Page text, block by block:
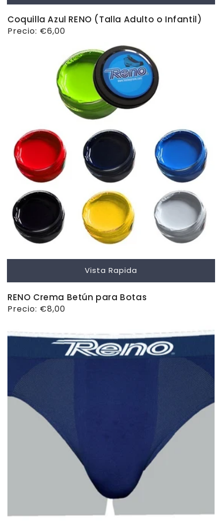
Coquilla Azul RENO (Talla Adulto o Infantil)
Precio
Precio: €6,00
Vista Rapida
RENO Crema Betún para Botas
Precio
Precio: €8,00